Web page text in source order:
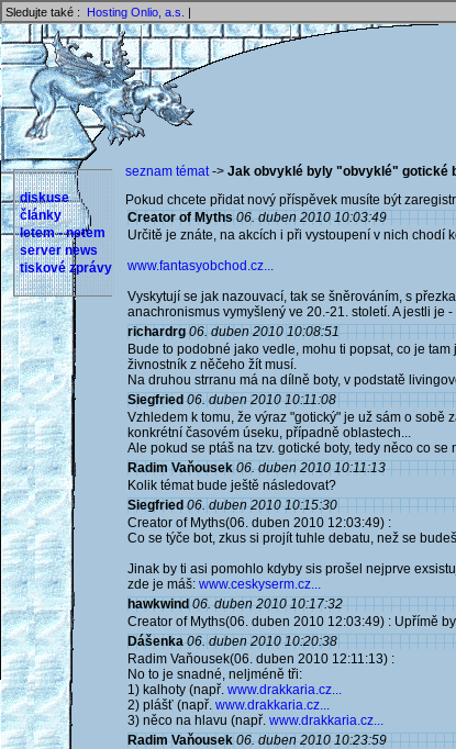
Sledujte také : Hosting Onlio, a.s. |
diskuse
články
letem - netem
server news
tiskové zprávy
seznam témat-> Jak obvyklé byly "obvyklé" gotické
Pokud chcete přidat nový příspěvek musíte být
Creator of Myths 06. duben 2010 10:03:49
Určitě je znáte, na akcích i při vystoupení v nich chodí
www.fantasyobchod.cz...
Vyskytují se jak nazouvací, tak se šněrováním, s
anachronismus vymyšlený ve 20.-21. století. A jestli je
richardrg 06. duben 2010 10:08:51
Bude to podobné jako vedle, mohu ti popsat, co je
živnostník z něčeho žít musí.
Na druhou strranu má na dílně boty, v podstatě
Siegfried 06. duben 2010 10:11:08
Vzhledem k tomu, že výraz "gotický" je už sám o
konkrétní časovém úseku, případně oblastech...
Ale pokud se ptáš na tzv. gotické boty, tedy něco co
Radim Vaňousek 06. duben 2010 10:11:13
Kolik témat bude ještě následovat?
Siegfried 06. duben 2010 10:15:30
Creator of Myths(06. duben 2010 12:03:49) :
Co se týče bot, zkus si projít tuhle debatu, než se
Jinak by ti asi pomohlo kdyby sis prošel nejprve
zde je máš: www.ceskyserm.cz...
hawkwind 06. duben 2010 10:17:32
Creator of Myths(06. duben 2010 12:03:49) : Upřímě
Dášenka 06. duben 2010 10:20:38
Radim Vaňousek(06. duben 2010 12:11:13) :
No to je snadné, neljméně tři:
1) kalhoty (např. www.drakkaria.cz...
2) plášť (např. www.drakkaria.cz...
3) něco na hlavu (např. www.drakkaria.cz...
Radim Vaňousek 06. duben 2010 10:23:59